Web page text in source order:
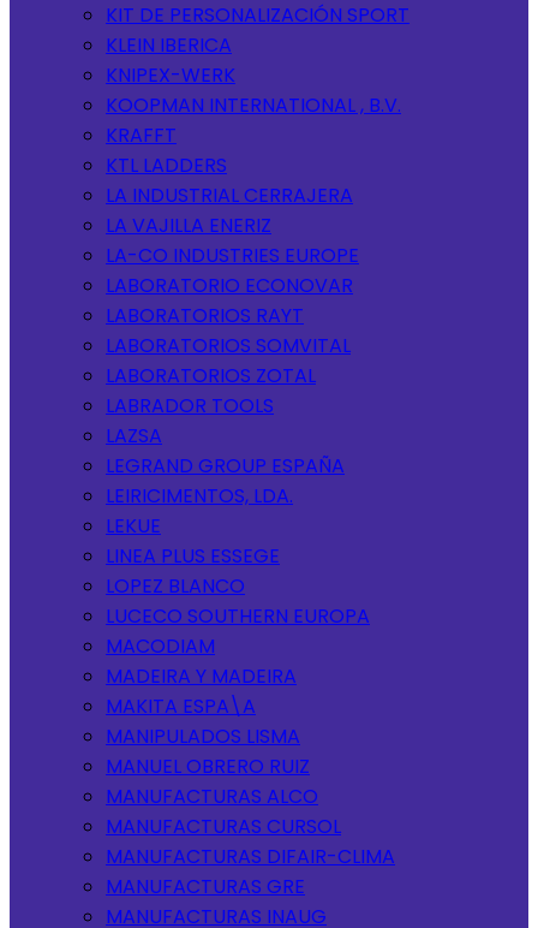
KIT DE PERSONALIZACIÓN SPORT
KLEIN IBERICA
KNIPEX-WERK
KOOPMAN INTERNATIONAL , B.V.
KRAFFT
KTL LADDERS
LA INDUSTRIAL CERRAJERA
LA VAJILLA ENERIZ
LA-CO INDUSTRIES EUROPE
LABORATORIO ECONOVAR
LABORATORIOS RAYT
LABORATORIOS SOMVITAL
LABORATORIOS ZOTAL
LABRADOR TOOLS
LAZSA
LEGRAND GROUP ESPAÑA
LEIRICIMENTOS, LDA.
LEKUE
LINEA PLUS ESSEGE
LOPEZ BLANCO
LUCECO SOUTHERN EUROPA
MACODIAM
MADEIRA Y MADEIRA
MAKITA ESPA\A
MANIPULADOS LISMA
MANUEL OBRERO RUIZ
MANUFACTURAS ALCO
MANUFACTURAS CURSOL
MANUFACTURAS DIFAIR-CLIMA
MANUFACTURAS GRE
MANUFACTURAS INAUG